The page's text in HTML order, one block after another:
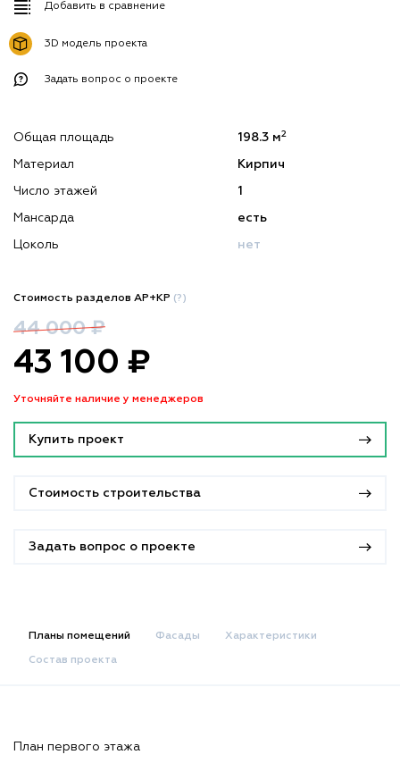
Добавить в сравнение
3D модель проекта
Задать вопрос о проекте
Общая площадь 198.3 м2
Материал Кирпич
Число этажей 1
Мансарда есть
Цоколь нет
Стоимость разделов АР+КР (?)
44 000 ₽
43 100 ₽
Уточняйте наличие у менеджеров
Купить проект
Стоимость строительства
Задать вопрос о проекте
Планы помещений Фасады Характеристики
Состав проекта
План первого этажа